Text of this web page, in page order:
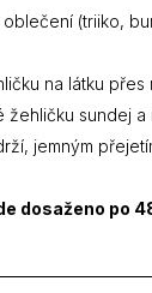
oblečení (triiko,
na látku
žehličku sundej
jemným
dosaženo po